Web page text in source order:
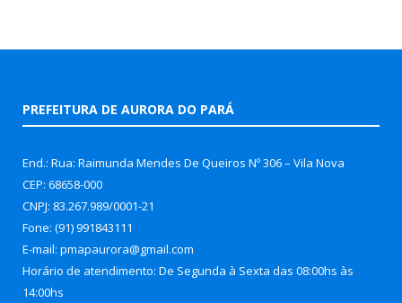
PREFEITURA DE AURORA DO PARÁ
End.: Rua: Raimunda Mendes De Queiros Nº 306 – Vila Nova
CEP: 68658-000
CNPJ: 83.267.989/0001-21
Fone: (91) 991843111
E-mail: pmapaurora@gmail.com
Horário de atendimento: De Segunda à Sexta das 08:00hs às
14:00hs